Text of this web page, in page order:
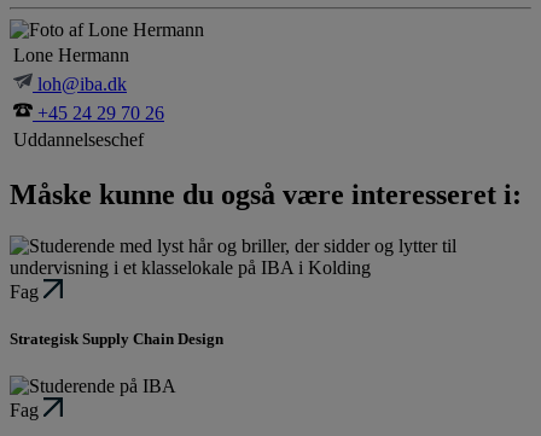
Lone Hermann
loh@iba.dk
+45 24 29 70 26
Uddannelseschef
Måske kunne du også være interesseret i:
Fag
Strategisk Supply Chain Design
Fag